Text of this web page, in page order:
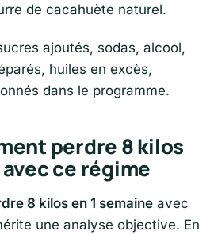
de cacahuète naturel.
ajoutés, sodas, alcool,
huiles en excès,
dans le programme.
perdre 8 kilos
ce régime
8 kilos en 1 semaine avec
une analyse objective. En